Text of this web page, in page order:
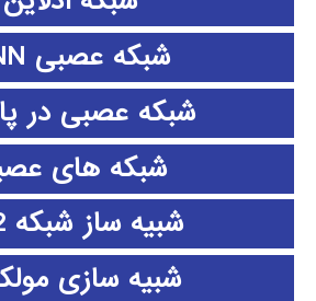
شبکه عصبی CNN
شبکه عصبی در
شبکه های
شبیه ساز شبکه NS2
شبیه سازی